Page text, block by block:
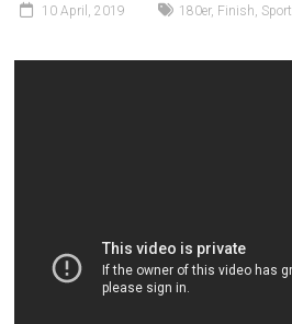
10 April, 2019 180er, Finish, Sport